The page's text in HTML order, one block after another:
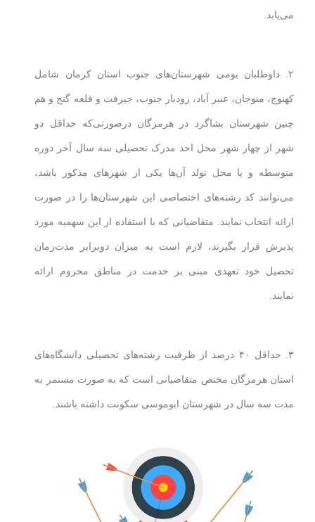
می‌یابد.
۲. داوطلبان بومی شهرستان‌های جنوب استان کرمان شامل
کهنوج، منوجان، عنبر آباد، رودبار جنوب، جیرفت و قلعه گنج و هم
چنین شهرستان بشاگرد در هرمزگان درصورتی‌که حداقل دو
شهر از چهار شهر محل اخذ مدرک تحصیلی سه سال آخر دوره
متوسطه و یا محل تولد آن‌ها یکی از شهرهای مذکور باشد،
می‌توانند کد رشته‌های اختصاصی این شهرستان‌ها را در صورت
ارائه انتخاب نمایند. متقاضیانی که با استفاده از این سهمیه مورد
پذیرش قرار بگیرند، لازم است به میزان دوبرابر مدت‌زمان
تحصیل خود تعهدی مبنی بر خدمت در مناطق محروم ارائه
نمایند.
۳. حداقل ۴۰ درصد از ظرفیت رشته‌های تحصیلی دانشگاه‌های
استان هرمزگان مختص متقاضیانی است که به صورت مستمر به
مدت سه سال در شهرستان ابوموسی سکونت داشته باشند.